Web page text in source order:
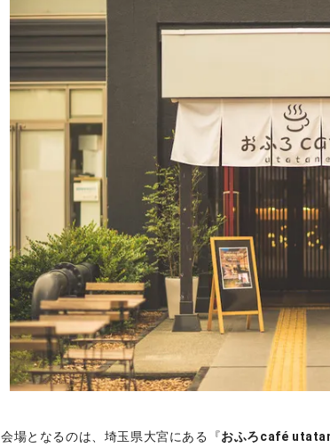
会場となるのは、埼玉県大宮にある『おふろcafé